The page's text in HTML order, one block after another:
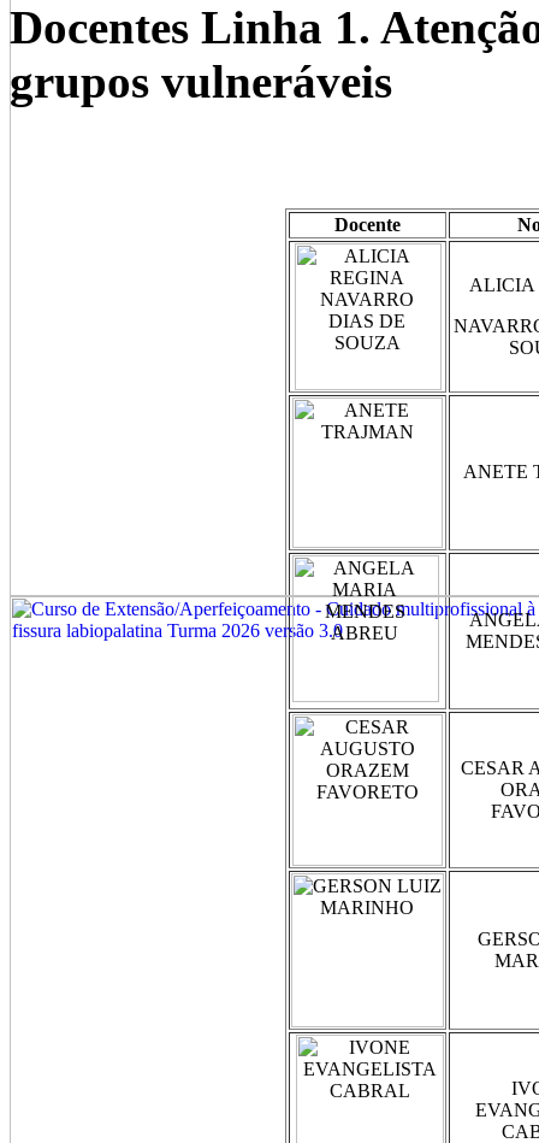
Docentes Linha 1.
grupos vulneráveis
Docente
ALICIA
ANETE
CESAR